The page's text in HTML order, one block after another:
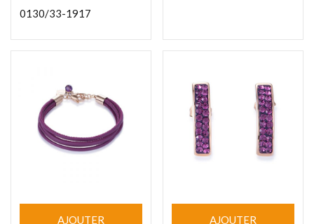
0130/33-1917
AJOUTER AJOUTER